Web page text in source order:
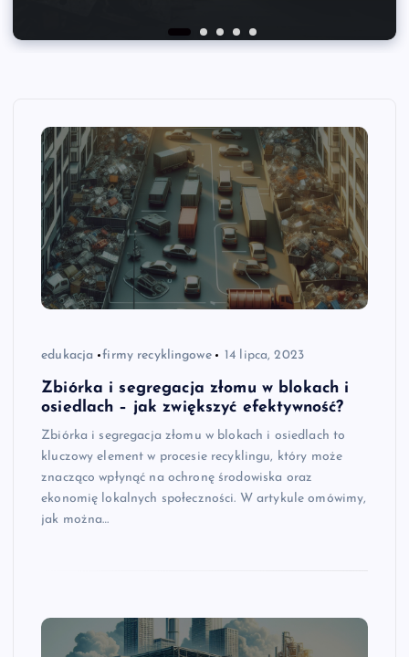
edukacja firmy recyklingowe 14 lipca, 2023
Zbiórka i segregacja złomu w blokach i
osiedlach – jak zwiększyć efektywność?
Zbiórka i segregacja złomu w blokach i osiedlach to
kluczowy element w procesie recyklingu, który może
znacząco wpłynąć na ochronę środowiska oraz
ekonomię lokalnych społeczności. W artykule omówimy,
jak można…